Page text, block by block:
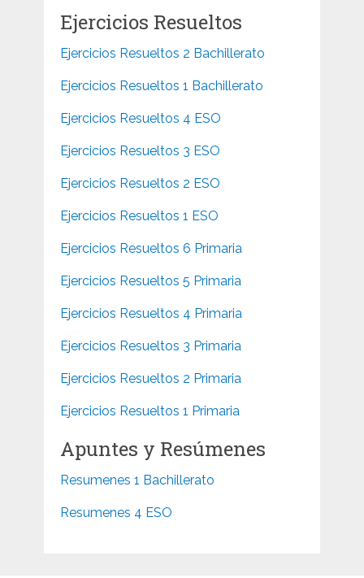
Ejercicios Resueltos
Ejercicios Resueltos 2 Bachillerato
Ejercicios Resueltos 1 Bachillerato
Ejercicios Resueltos 4 ESO
Ejercicios Resueltos 3 ESO
Ejercicios Resueltos 2 ESO
Ejercicios Resueltos 1 ESO
Ejercicios Resueltos 6 Primaria
Ejercicios Resueltos 5 Primaria
Ejercicios Resueltos 4 Primaria
Ejercicios Resueltos 3 Primaria
Ejercicios Resueltos 2 Primaria
Ejercicios Resueltos 1 Primaria
Apuntes y Resúmenes
Resumenes 1 Bachillerato
Resumenes 4 ESO